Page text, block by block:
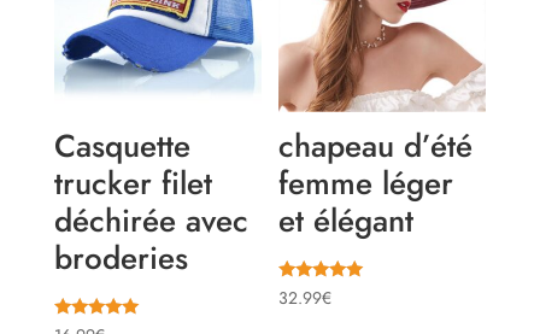
Casquette
trucker filet
déchirée avec
broderies
Note
chapeau d’été
femme léger
et élégant
Note
5.00
32.99€